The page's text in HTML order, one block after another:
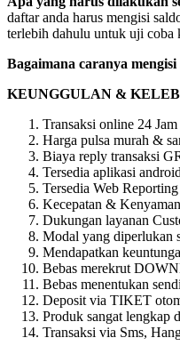
daftar anda harus mengisi
terlebih dahulu untuk uji coba
Bagaimana caranya mengisi
KEUNGGULAN &
Transaksi online 24
Harga pulsa murah &
Biaya reply transaksi
Tersedia aplikasi
Tersedia Web
Kecepatan &
Dukungan layanan
Modal yang diperlukan
Mendapatkan
Bebas merekrut
Bebas menentukan
Deposit via TIKET
Produk sangat lengkap
Transaksi via Sms,